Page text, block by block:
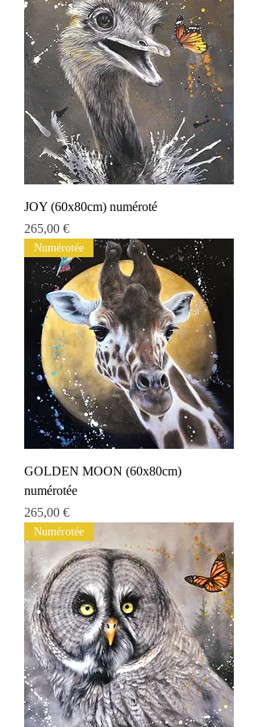
JOY (60x80cm) numéroté
Prix
265,00 €
Numérotée
GOLDEN MOON (60x80cm)
numérotée
Prix
265,00 €
Numérotée